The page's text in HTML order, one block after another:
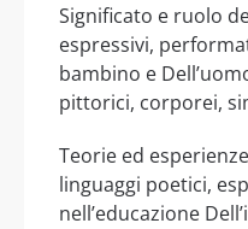
Significato e ruolo
espressivi,
bambino e
pittorici, corporei,
Teorie ed
linguaggi poetici,
nell’educazione